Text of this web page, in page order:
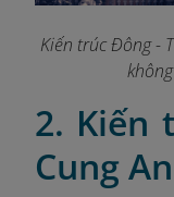
Kiến trúc Đông -
2. Kiến
Cung